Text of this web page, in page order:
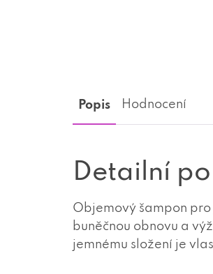
Popis Hodnocení
Detailní
Objemový šampon
buněčnou obnovu a
jemnému složení je